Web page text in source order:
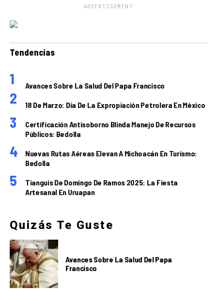
ADVERTISEMENT
Tendencias
Avances Sobre La Salud Del Papa Francisco
18 De Marzo: Día De La Expropiación Petrolera En México
Certificación Antisoborno Blinda Manejo De Recursos
Públicos: Bedolla
Nuevas Rutas Aéreas Elevan A Michoacán En Turismo:
Bedolla
Tianguis De Domingo De Ramos 2025: La Fiesta
Artesanal En Uruapan
Quizás Te Guste
Avances Sobre La Salud Del Papa
Francisco